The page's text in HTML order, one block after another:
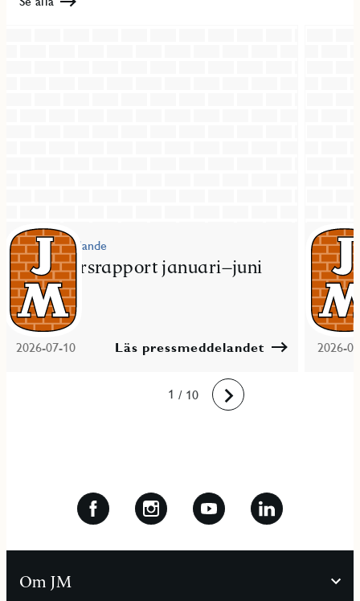
Pressmeddelande
JM delårsrapport januari–juni
2026
2026-07-10 Läs pressmeddelandet
JM
2026-
1
2
3
4
5
6
7
8
9
10 / 10 Framåt
Om JM